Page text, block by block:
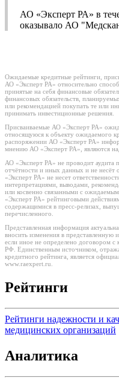
АО «Эксперт РА» в
оказывало АО
Ожидаемые кредитные рейтинги,
АО «Эксперт РА» относительно
принятые на себя финансовые
финансовых обязательств,
или рекомендацией покупать те или
принимать инвестиционные решения.
Присваиваемые АО «Эксперт РА»
относящуюся к объекту ожидаемого
распоряжении АО «Эксперт РА»
мнению АО «Эксперт РА», являются
АО «Эксперт РА» не проводит аудита
отчётности и иных данных и не несёт
«Эксперт РА» не несет
интерпретациями, выводами,
или косвенно связанными с
«Эксперт РА» рейтинговыми
содержащимися в пресс-релизах,
перечисленного.
Представленная информация
вносить изменения в представленную
если иное не определено договором с
РФ. Единственным источником,
кредитного рейтинга, является
www.raexpert.ru.
Рейтинги
Рейтинги надежности и
медицинских организаций
Аналитика